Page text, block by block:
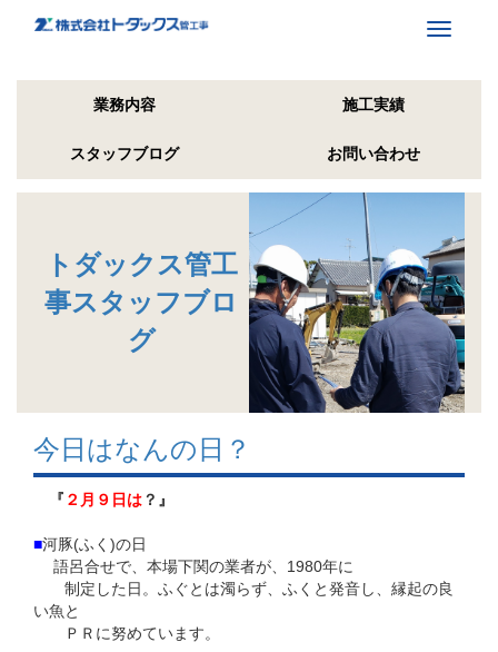
Toggle
業務内容 施工実績
スタッフブログ お問い合わせ
トダックス管工
事スタッフブロ
グ
今日はなんの日？
『 ２月９日は？』
■河豚(ふく)の日
語呂合せで、本場下関の業者が、1980年に
制定した日。ふぐとは濁らず、ふくと発音し、縁起の良
い魚と
ＰＲに努めています。